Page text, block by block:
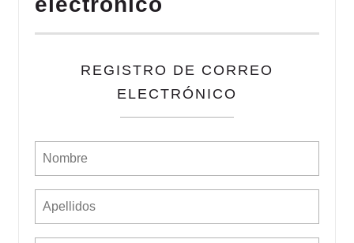
REGISTRO DE CORREO
ELECTRÓNICO